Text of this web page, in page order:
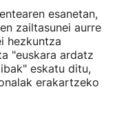
esanetan,
zailtasunei aurre
hezkuntza
"euskara ardatz
eskatu ditu,
erakartzeko